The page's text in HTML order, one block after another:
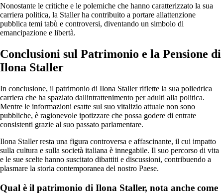
Nonostante le critiche e le polemiche che hanno caratterizzato la sua
carriera politica, la Staller ha contribuito a portare allattenzione
pubblica temi tabù e controversi, diventando un simbolo di
emancipazione e libertà.
Conclusioni sul Patrimonio e la Pensione di
Ilona Staller
In conclusione, il patrimonio di Ilona Staller riflette la sua poliedrica
carriera che ha spaziato dallintrattenimento per adulti alla politica.
Mentre le informazioni esatte sul suo vitalizio attuale non sono
pubbliche, è ragionevole ipotizzare che possa godere di entrate
consistenti grazie al suo passato parlamentare.
Ilona Staller resta una figura controversa e affascinante, il cui impatto
sulla cultura e sulla società italiana è innegabile. Il suo percorso di vita
e le sue scelte hanno suscitato dibattiti e discussioni, contribuendo a
plasmare la storia contemporanea del nostro Paese.
Qual è il patrimonio di Ilona Staller, nota anche come